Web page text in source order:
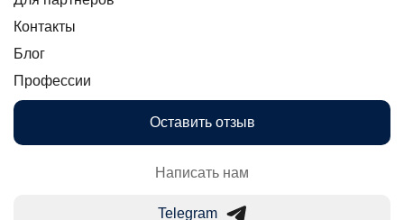
Контакты
Блог
Профессии
Оставить отзыв
Написать нам
Telegram